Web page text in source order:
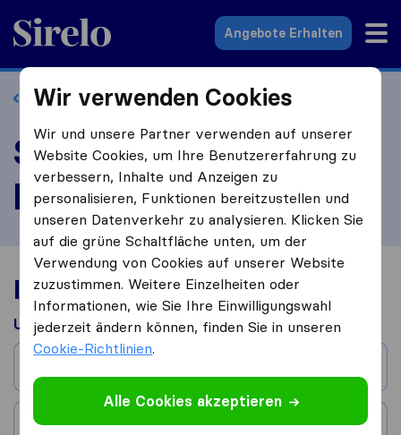
Sirelo.at
Angebote Erhalten
Zurück zum Profil
Speed Umzug
bewerten
Ihre Umzugserfahrung
Umgezogen aus
Land
Wir verwenden Cookies
Wir und unsere Partner verwenden auf unserer
Website Cookies, um Ihre Benutzererfahrung zu
verbessern, Inhalte und Anzeigen zu
personalisieren, Funktionen bereitzustellen und
unseren Datenverkehr zu analysieren. Klicken Sie
auf die grüne Schaltfläche unten, um der
Verwendung von Cookies auf unserer Website
zuzustimmen. Weitere Einzelheiten oder
Informationen, wie Sie Ihre Einwilligungswahl
jederzeit ändern können, finden Sie in unseren
Cookie-Richtlinien.
Alle Cookies akzeptieren